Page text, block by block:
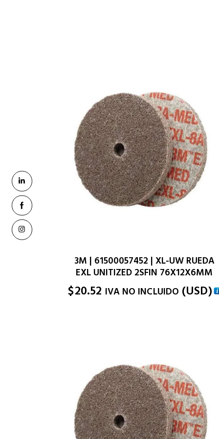
3M | 61500057452 | XL-UW RUEDA
EXL UNITIZED 2SFIN 76X12X6MM
$20.52 IVA NO INCLUIDO (USD)